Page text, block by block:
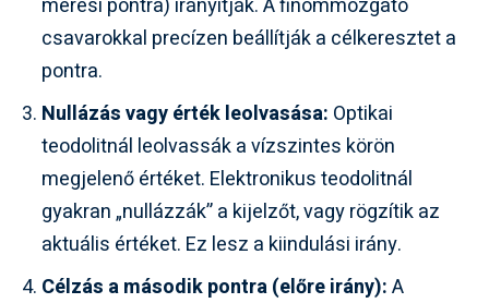
mérési pontra) irányítják. A finommozgató
csavarokkal precízen beállítják a célkeresztet a
pontra.
Nullázás vagy érték leolvasása: Optikai
teodolitnál leolvassák a vízszintes körön
megjelenő értéket. Elektronikus teodolitnál
gyakran „nullázzák” a kijelzőt, vagy rögzítik az
aktuális értéket. Ez lesz a kiindulási irány.
Célzás a második pontra (előre irány):A